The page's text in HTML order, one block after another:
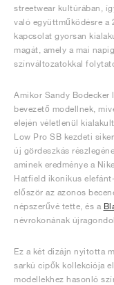
streetwear kultúrában,
való együttműködésre
kapcsolat gyorsan
magát, amely a mai
színváltozatokkal
Amikor Sandy
bevezető modellnek,
elején véletlenül
Low Pro SB kezdeti
új gördeszkás
aminek eredménye a
Hatfield ikonikus
először az azonos
népszerűvé tette, és a
névrokonának
Ez a két dizájn nyitotta
sarkú cipők kollekciója
modellekhez hasonló